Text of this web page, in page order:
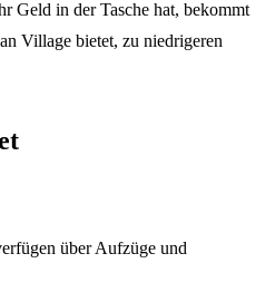
Geld in der Tasche hat, bekommt
Village bietet, zu niedrigeren
über Aufzüge und